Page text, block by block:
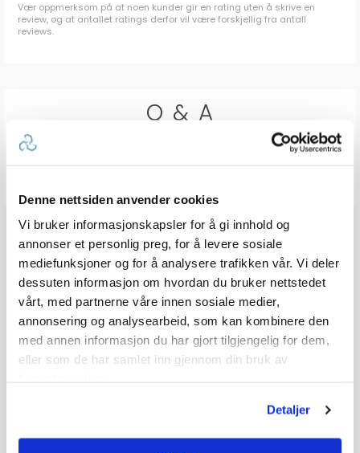
Denne nettsiden anvender cookies
Vi bruker informasjonskapsler for å gi innhold og
annonser et personlig preg, for å levere sosiale
mediefunksjoner og for å analysere trafikken vår. Vi deler
dessuten informasjon om hvordan du bruker nettstedet
vårt, med partnerne våre innen sosiale medier,
annonsering og analysearbeid, som kan kombinere den
med annen informasjon du har gjort tilgjengelig for dem,
eller som de har samlet inn gjennom din bruk av
Detaljer
Vær oppmerksom på at noen kunder gir en rating uten å skrive en
review, og at antallet ratings derfor vil være forskjellig fra antall
reviews.
Q & A